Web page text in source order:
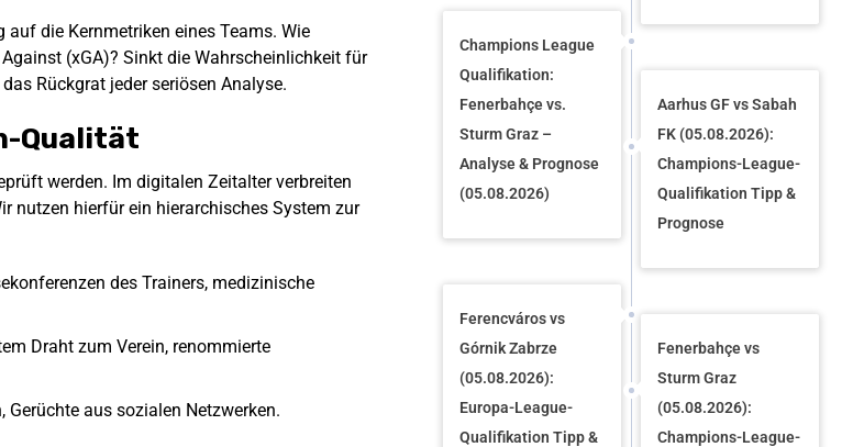
die Kernmetriken eines Teams. Wie
(xGA)? Sinkt die Wahrscheinlichkeit für
Rückgrat jeder seriösen Analyse.
Qualität
werden. Im digitalen Zeitalter verbreiten
nutzen hierfür ein hierarchisches System zur
des Trainers, medizinische
Draht zum Verein, renommierte
aus sozialen Netzwerken.
Champions League
Qualifikation:
Fenerbahçe vs.
Sturm Graz –
Analyse & Prognose
(05.08.2026)
Aarhus GF vs Sabah
FK (05.08.2026):
Champions-League-
Qualifikation Tipp &
Prognose
Ferencváros vs
Górnik Zabrze
(05.08.2026):
Europa-League-
Qualifikation Tipp &
Fenerbahçe vs
Sturm Graz
(05.08.2026):
Champions-League-